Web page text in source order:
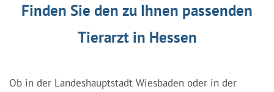
Finden Sie den zu Ihnen passenden
Tierarzt in Hessen
Ob in der Landeshauptstadt Wiesbaden oder in der